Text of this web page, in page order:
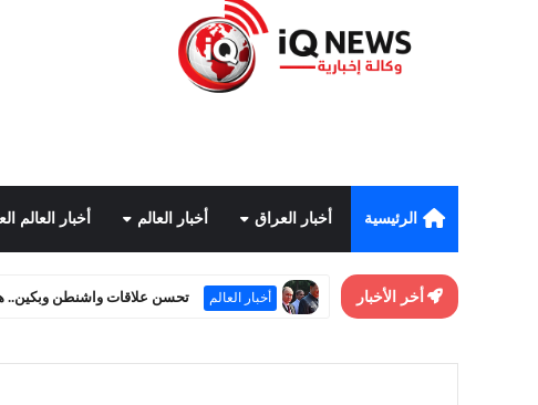
الرئيسية أخبار العراق أخبار العالم أخبار العالم
أخر الأخبار أخبار العالم تحسن علاقات واشنطن وبكين..